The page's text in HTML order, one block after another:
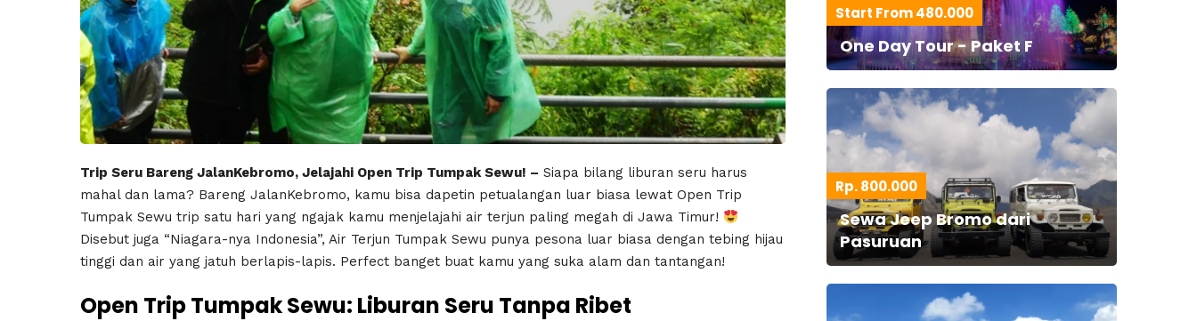
Trip Seru Bareng JalanKebromo, Jelajahi Open Trip Tumpak Sewu! – Siapa bilang liburan seru harus
mahal dan lama? Bareng JalanKebromo, kamu bisa dapetin petualangan luar biasa lewat Open Trip
Tumpak Sewu trip satu hari yang ngajak kamu menjelajahi air terjun paling megah di Jawa Timur!
Disebut juga “Niagara-nya Indonesia”, Air Terjun Tumpak Sewu punya pesona luar biasa dengan tebing hijau
tinggi dan air yang jatuh berlapis-lapis. Perfect banget buat kamu yang suka alam dan tantangan!
Open Trip Tumpak Sewu: Liburan Seru Tanpa Ribet
Start From 480.000
One Day Tour - Paket F
Rp. 800.000
Sewa Jeep Bromo dari
Pasuruan